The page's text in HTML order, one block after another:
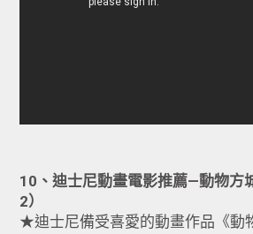
10、迪士尼動畫電影推薦—動物方
2）
★迪士尼備受喜愛的動畫作品《動